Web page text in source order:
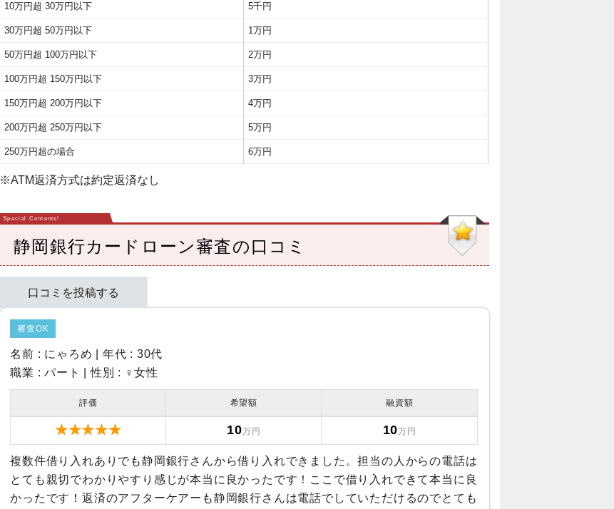
10万円超 30万円以下 5千円
30万円超 50万円以下 1万円
50万円超 100万円以下 2万円
100万円超 150万円以下 3万円
150万円超 200万円以下 4万円
200万円超 250万円以下 5万円
250万円超の場合 6万円
※ATM返済方式は約定返済なし
静岡銀行カードローン審査の口コミ
口コミを投稿する
審査OK
名前 : にゃろめ | 年代 : 30代
職業 : パート | 性別 : ♀女性
評価 希望額 融資額
★★★★★ 10万円 10万円
複数件借り入れありでも静岡銀行さんから借り入れできました。担当の人からの電話は
とても親切でわかりやすり感じが本当に良かったです！ここで借り入れできて本当に良
かったです！返済のアフターケアーも静岡銀行さんは電話でしていただけるのでとても